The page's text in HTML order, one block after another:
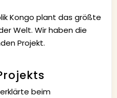
Kongo plant das größte
Welt. Wir haben die
Projekt.
beim